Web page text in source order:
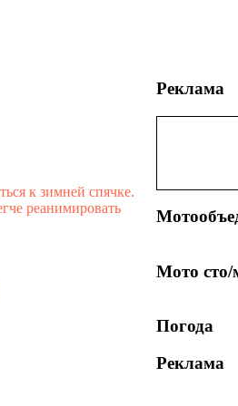
к зимней спячке.
реанимировать
Реклама
Мото
Погода
Реклама